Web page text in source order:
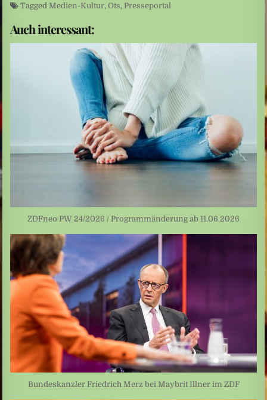
Tagged Medien-Kultur,Ots, Presseportal
Auch interessant:
ZDFneo PW 24/2026 / Programmänderung ab 11.06.2026
Bundeskanzler Friedrich Merz bei Maybrit Illner im ZDF